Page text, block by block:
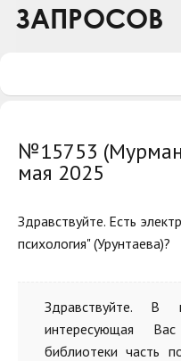
Контакты
ЗАПРОСОВ
№15753
мая 2025
Здравствуйте. Есть
психология" (Урунтаева)?
Здравствуйте. В
интересующая
библиотеки часть